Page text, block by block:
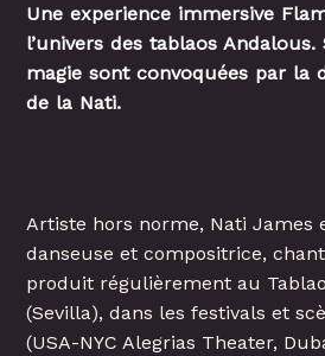
Une experience immersive
l’univers des tablaos
magie sont convoquées par la
de la Nati.
Artiste hors norme, Nati James
danseuse et compositrice,
produit régulièrement au
(Sevilla), dans les festivals et
(USA-NYC Alegrias Theater,